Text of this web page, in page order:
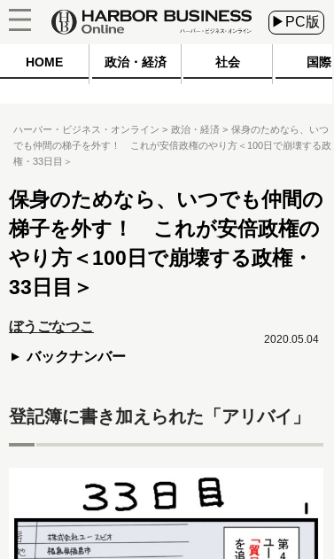
▶PC版
HOME 政治・経済 社会 国際
ハーバー・ビジネス・オンライン 政治・経済
保身のためなら、いつ
でも仲間の梯子を外す！ これが安倍政権のやり方＜100日で崩壊する政
権・33日目＞
保身のためなら、いつでも仲間の
梯子を外す！ これが安倍政権の
やり方＜100日で崩壊する政権・
33日目＞
ぼうごなつこ
バックナンバー
2020.05.04
登記簿に書き加えられた「アリバイ」